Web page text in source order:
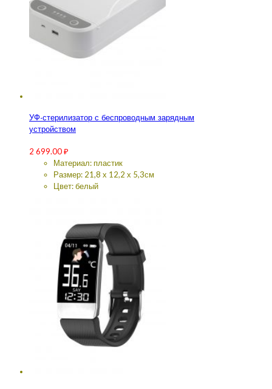
УФ-стерилизатор с беспроводным зарядным
устройством
2 699.00₽
Материал: пластик
Размер: 21,8 х 12,2 х 5,3см
Цвет: белый